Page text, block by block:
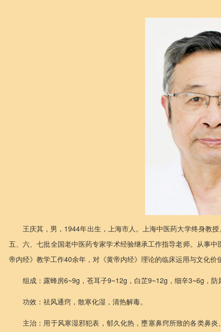
王庆其，男，1944年出生，上海市人。上海中医药大学终身教
五、六、七批全国老中医药专家学术经验继承工作指导老师。从事
帝内经》教学工作40余年，对《黄帝内经》理论的临床运用与文化价
组成：露蜂房6~9g，苍耳子9~12g，白芷9~12g，细辛3~6g，
功效：祛风通窍，散寒化湿，清热解毒。
主治：用于风寒湿邪犯表，郁久化热，壅塞鼻窍所致的各类鼻